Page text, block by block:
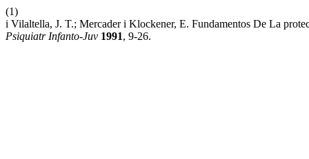
(1)
i Vilaltella, J. T.; Mercader i Klockener, E. Fundamentos De La
Psiquiatr Infanto-Juv 1991, 9-26.